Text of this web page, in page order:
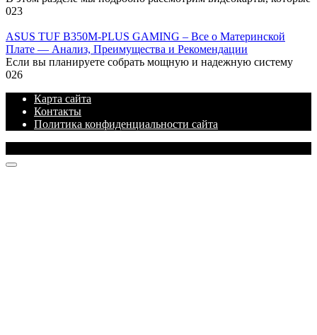
023
ASUS TUF B350M-PLUS GAMING – Все о Материнской
Плате — Анализ, Преимущества и Рекомендации
Если вы планируете собрать мощную и надежную систему
026
Карта сайта
Контакты
Политика конфиденциальности сайта